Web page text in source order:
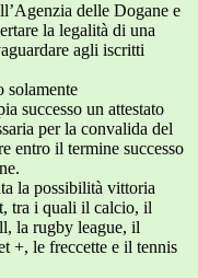
delle Dogane e
la legalità di una
agli iscritti
solamente
successo un attestato
per la convalida del
entro il termine successo
la possibilità vittoria
tra i quali il calcio, il
la rugby league, il
+, le freccette e il tennis